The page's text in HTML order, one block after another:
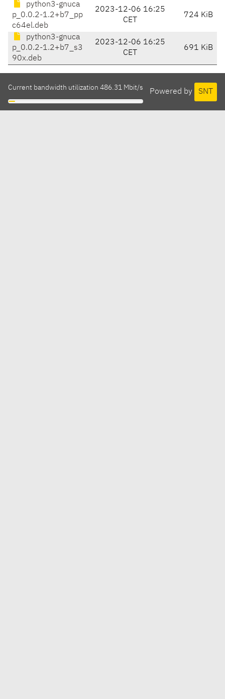
python3-gnuca
p_0.0.2-1.2+b7_pp
c64el.deb
2023-12-06 16:25
CET
724 KiB
python3-gnuca
p_0.0.2-1.2+b7_s3
90x.deb
2023-12-06 16:25
CET
691 KiB
Powered by SNT
Current bandwidth utilization 486.31 Mbit/s